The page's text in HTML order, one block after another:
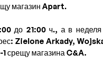
магазин Apart.
до 21:00 ч., а в
Zielone Arkady,
1 срещу магазина C&A.